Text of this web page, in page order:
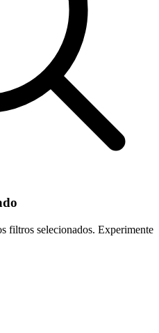
filtros selecionados. Experimente